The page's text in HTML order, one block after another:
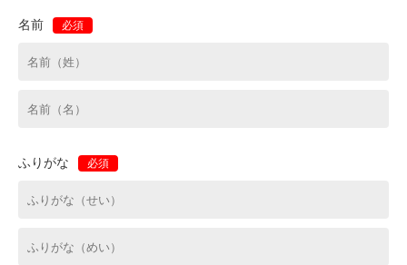
名前 必須
ふりがな 必須